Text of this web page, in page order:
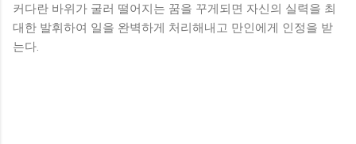
커다란 바위가 굴러 떨어지는 꿈을 꾸게되면 자신의 실력을 최
대한 발휘하여 일을 완벽하게 처리해내고 만인에게 인정을 받
는다.